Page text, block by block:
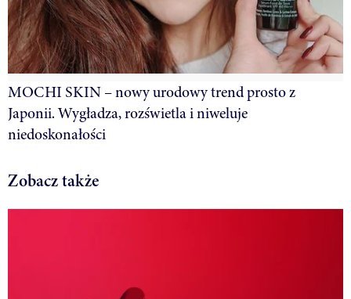
MOCHI SKIN – nowy urodowy trend prosto z
Japonii. Wygładza, rozświetla i niweluje
niedoskonałości
Zobacz także